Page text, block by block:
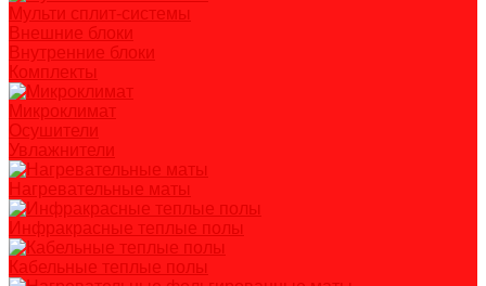
Мульти сплит-системы
Внешние блоки
Внутренние блоки
Комплекты
Микроклимат
Осушители
Увлажнители
Нагревательные маты
Инфракрасные теплые полы
Кабельные теплые полы